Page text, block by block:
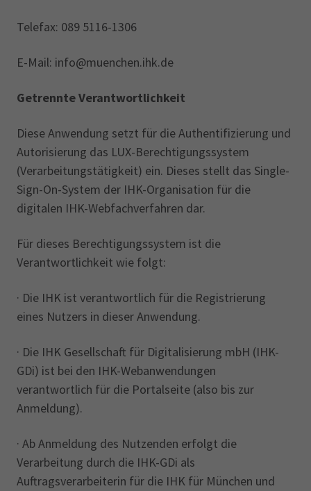
Telefax: 089 5116-1306
E-Mail: info@muenchen.ihk.de
Getrennte Verantwortlichkeit
Diese Anwendung setzt für die Authentifizierung und
Autorisierung das LUX-Berechtigungssystem
(Verarbeitungstätigkeit) ein. Dieses stellt das Single-
Sign-On-System der IHK-Organisation für die
digitalen IHK-Webfachverfahren dar.
Für dieses Berechtigungssystem ist die
Verantwortlichkeit wie folgt:
· Die IHK ist verantwortlich für die Registrierung
eines Nutzers in dieser Anwendung.
· Die IHK Gesellschaft für Digitalisierung mbH (IHK-
GDi) ist bei den IHK-Webanwendungen
verantwortlich für die Portalseite (also bis zur
Anmeldung).
· Ab Anmeldung des Nutzenden erfolgt die
Verarbeitung durch die IHK-GDi als
Auftragsverarbeiterin für die IHK für München und